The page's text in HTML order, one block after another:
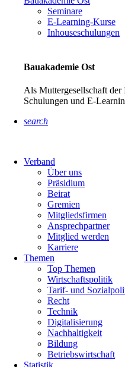
Seminare
E-Learning-Kurse
Inhouseschulungen
Bauakademie Ost
Als Muttergesellschaft der
Schulungen und E-
search
Verband
Über uns
Präsidium
Beirat
Gremien
Mitgliedsfirmen
Ansprechpartner
Mitglied werden
Karriere
Themen
Top Themen
Wirtschaftspolitik
Tarif- und
Recht
Technik
Digitalisierung
Nachhaltigkeit
Bildung
Betriebswirtschaft
Statistik